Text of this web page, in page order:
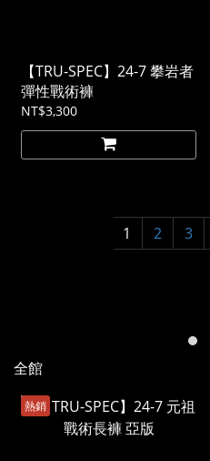
【TRU-SPEC】24-7 攀岩者
彈性戰術褲
NT$3,300
1 2 3
全館
熱銷